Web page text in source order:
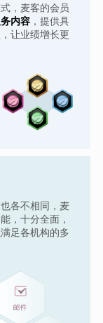
，麦客的会员
内容，提供具
让业绩增长更
各不相同，麦
，十分全面，
足各机构的多